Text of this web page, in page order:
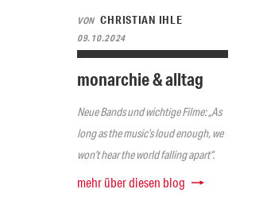
VON CHRISTIAN IHLE
09.10.2024
monarchie & alltag
Neue Bands und wichtige Filme: „As
long as the music’s loud enough, we
won’t hear the world falling apart“.
mehr über diesen blog